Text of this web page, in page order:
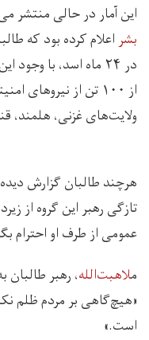
این آمار در حالی منتشر
بشراعلام کرده بود که
در ۲۴ ماه اسد، با
از ۱۰۰ تن از
ولایت‌های غزنی، هلمند،
هرچند طالبان گزارش
تازگی رهبر این گروه از
عمومی از طرف او احترام
ملاهبت‌الله، رهبر
«هیچ‌گاهی بر مردم ظلم
است.»